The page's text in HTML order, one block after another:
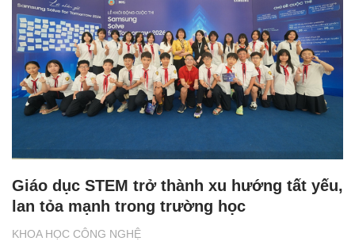
KHOA HỌC CÔNG NGHỆ
Giáo dục STEM trở thành xu hướng tất yếu,
lan tỏa mạnh trong trường học